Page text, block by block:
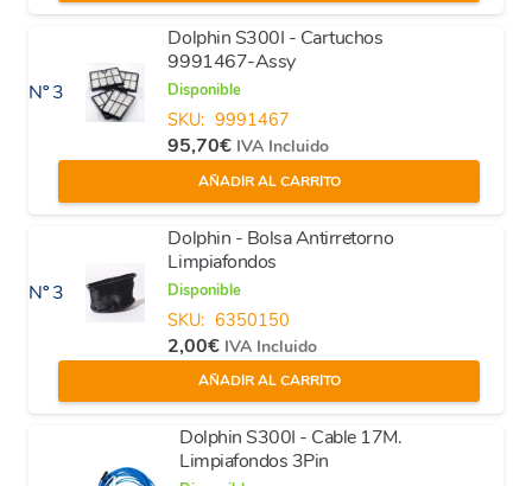
Nº 3
Dolphin S300I - Cartuchos
9991467-Assy
Disponible
SKU: 9991467
95,70€ IVA Incluido
AÑADIR AL CARRITO
Nº 3
Dolphin - Bolsa Antirretorno
Limpiafondos
Disponible
SKU: 6350150
2,00€ IVA Incluido
AÑADIR AL CARRITO
Dolphin S300I - Cable 17M.
Limpiafondos 3Pin